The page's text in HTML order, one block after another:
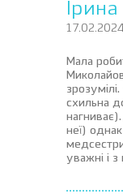
Ірина
17.02.2024
Мала
схильна
неї)
уважні і